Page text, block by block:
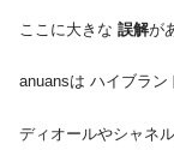
ここに大きな 誤解が
anuansは ハイブラン
ディオールやシャネ